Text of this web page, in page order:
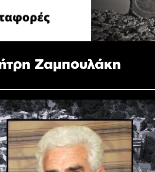
Ζαμπουλάκη